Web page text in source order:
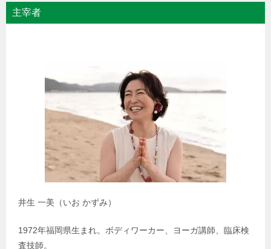
主宰者
井生 一美（いお かずみ）
1972年福岡県生まれ。ボディワーカー、ヨーガ講師、臨床検
査技師。